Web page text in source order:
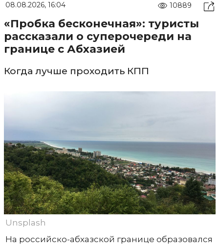
08.08.2026, 16:04 10889
«Пробка бесконечная»: туристы
рассказали о суперочереди на
границе с Абхазией
Когда лучше проходить КПП
Unsplash
На российско-абхазской границе образовался